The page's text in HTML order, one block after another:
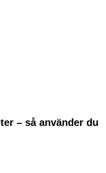
– så använder du